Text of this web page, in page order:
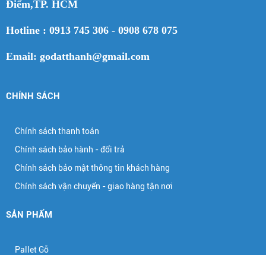
Điểm,TP. HCM
Hotline : 0913 745 306 - 0908 678 075
Email: godatthanh@gmail.com
CHÍNH SÁCH
Chính sách thanh toán
Chính sách bảo hành - đổi trả
Chính sách bảo mật thông tin khách hàng
Chính sách vận chuyển - giao hàng tận nơi
SẢN PHẨM
Pallet Gỗ